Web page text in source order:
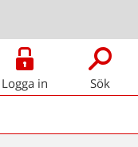
Logga in Sök